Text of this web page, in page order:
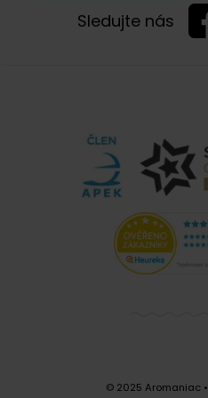
Sledujte nás
© 2025 Aromaniac